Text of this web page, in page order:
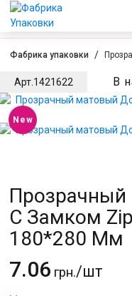
Оплата и
Фабрика упаковки
Арт. 1421622 В
New
С Замком
180*280 Мм
7.06 грн./шт